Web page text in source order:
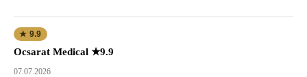
★ 9.9
Ocsarat Medical ★9.9
07.07.2026